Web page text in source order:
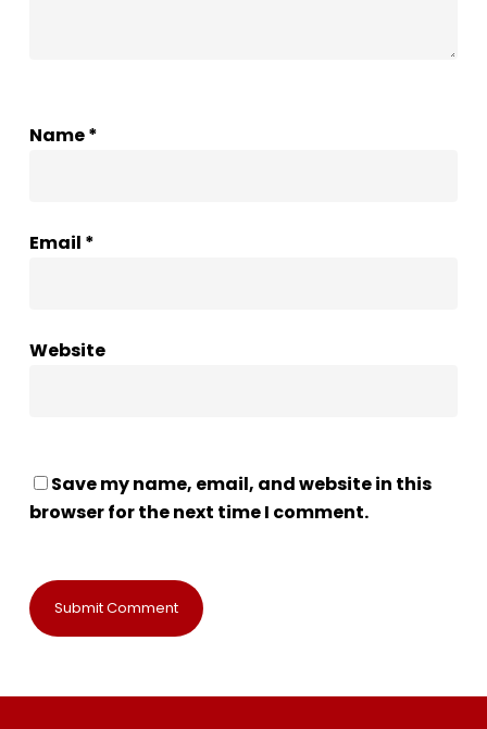
Name*
Email *
Website
Save my name, email, and website in this
browser for the next time I comment.